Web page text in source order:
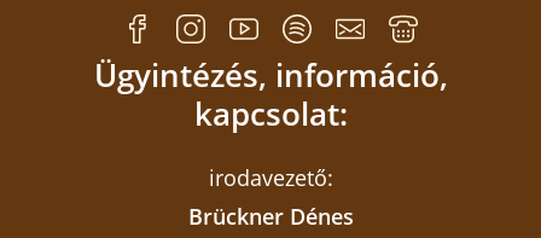
Ügyintézés, információ,
kapcsolat:
irodavezető:
Brückner Dénes